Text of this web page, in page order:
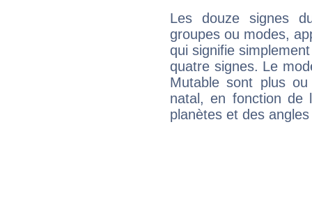
Les douze signes
groupes ou modes,
qui signifie
quatre signes. Le
Mutable sont plus
natal, en fonction de
planètes et des